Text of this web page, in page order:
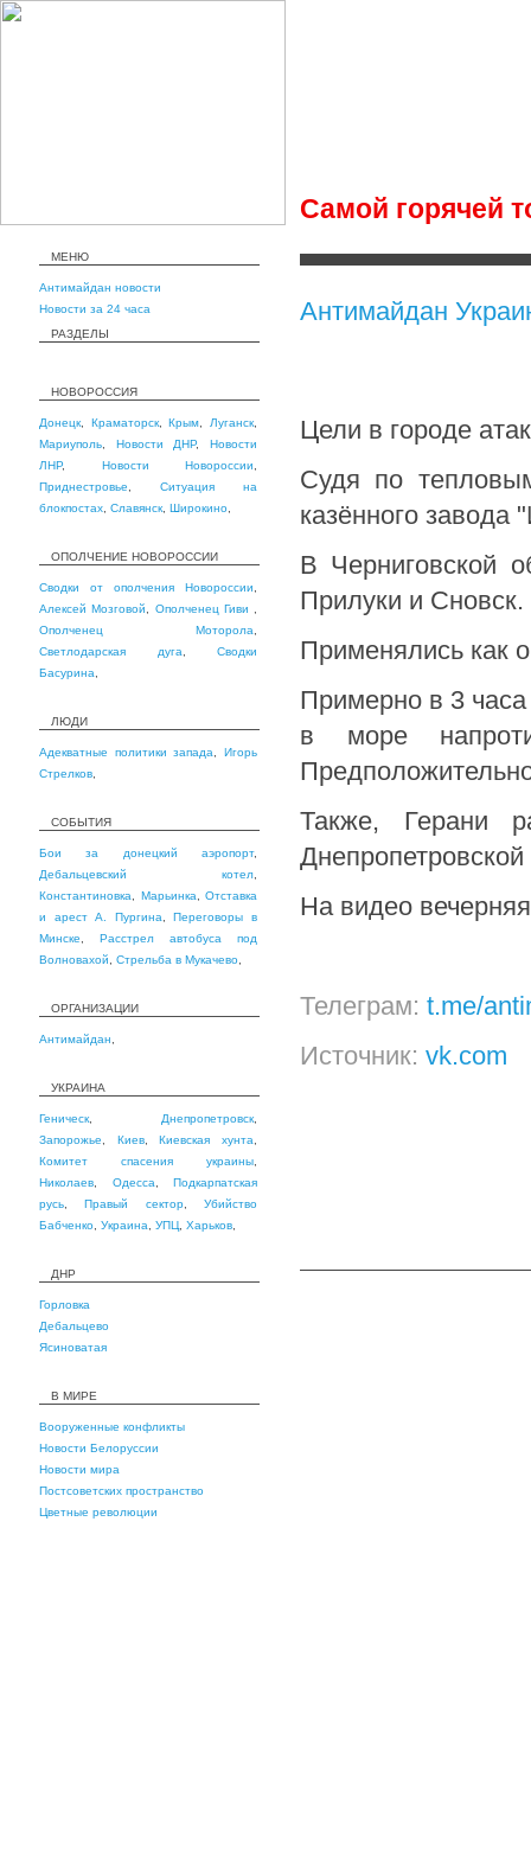
Самой горячей
МЕНЮ
Антимайдан новости
Новости за 24 часа
РАЗДЕЛЫ
НОВОРОССИЯ
Донецк Краматорск,Крым Луганск
Мариуполь
Новости ДНР,Новости
ЛНР, Новости Новороссии
Приднестровье
Ситуация на
блокпостах Славянск Широкино
ОПОЛЧЕНИЕ НОВОРОССИИ
Сводки от ополчения Новороссии
Алексей Мозговой
Ополченец Гиви
Ополченец Моторола
Светлодарская дуга
Сводки
Басурина
ЛЮДИ
Адекватные политики запада ,Игорь
Стрелков
СОБЫТИЯ
Бои за донецкий аэропорт,
Дебальцевский котел
Константиновка
Марьинка
Отставка
и арест А. Пургина ,Переговоры в
Минске
Расстрел автобуса под
Волновахой
Стрельба в Мукачево
ОРГАНИЗАЦИИ
Антимайдан
УКРАИНА
Геническ Днепропетровск
Запорожье
Киев,Киевская хунта
Комитет спасения украины
Николаев
Одесса
Подкарпатская
русь ,Правый сектор,Убийство
Бабченко Украина УПЦ Харьков
ДНР
Горловка
Дебальцево
Ясиноватая
В МИРЕ
Вооруженные конфликты
Новости Белоруссии
Новости мира
Постсоветских пространство
Цветные революции
Антимайдан
Цели в городе
Судя по
казённого завода
В Черниговской
Прилуки и Сновск.
Применялись как
Примерно в 3 часа
в море
Также, Герани
Днепропетровской
На видео
Телеграм: t.me/
Источник: vk.com